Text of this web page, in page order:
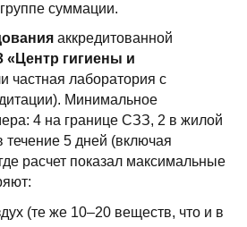
суммации.
аккредитованной
гигиены и
частная лаборатория с
Минимальное
4 на границе СЗЗ, 2 в жилой
5 дней (включая
расчет показал максимальные
(те же 10–20 веществ, что и в